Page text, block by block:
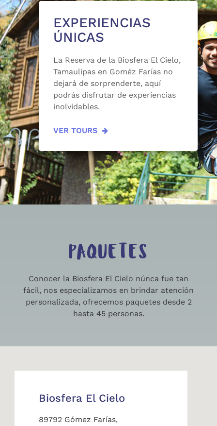
EXPERIENCIAS
ÚNICAS
La Reserva de la Biosfera El Cielo,
Tamaulipas en Goméz Farías no
dejará de sorprenderte, aquí
podrás disfrutar de experiencias
inolvidables.
VER TOURS
PAQUETES
Conocer la Biosfera El Cielo núnca fue tan
fácil, nos especializamos en brindar atención
personalizada, ofrecemos paquetes desde 2
hasta 45 personas.
Biosfera El Cielo
89792 Gómez Farías,